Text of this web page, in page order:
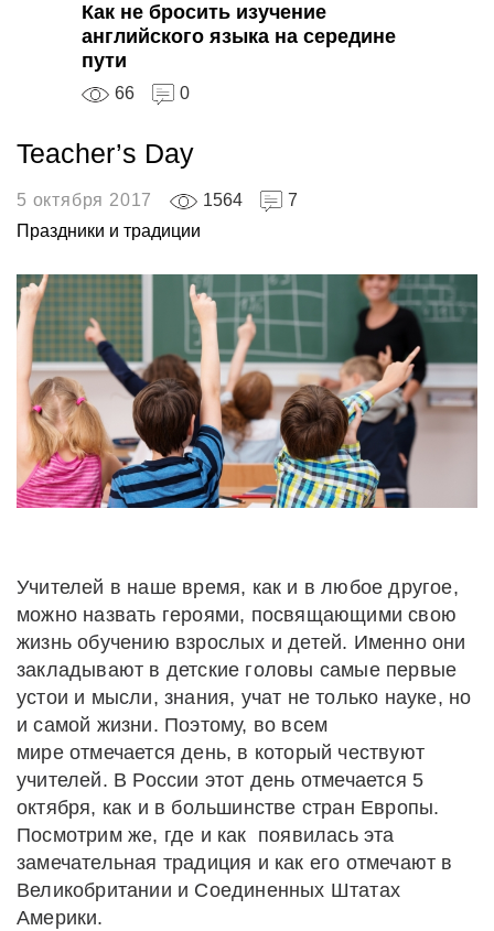
Как не бросить изучение
английского языка на середине
пути
66 0
Teacher’s Day
5 октября 2017 1564
7
Праздники и традиции
Учителей в наше время, как и в любое другое,
можно назвать героями, посвящающими свою
жизнь обучению взрослых и детей. Именно они
закладывают в детские головы самые первые
устои и мысли, знания, учат не только науке, но
и самой жизни. Поэтому, во всем
мире отмечается день, в который чествуют
учителей. В России этот день отмечается 5
октября, как и в большинстве стран Европы.
Посмотрим же, где и как появилась эта
замечательная традиция и как его отмечают в
Великобритании и Соединенных Штатах
Америки.